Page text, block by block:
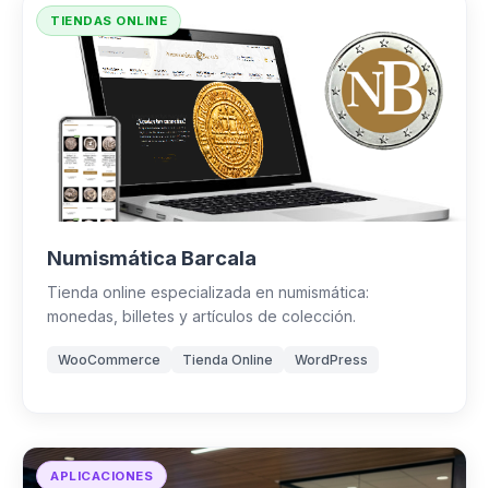
TIENDAS ONLINE
Numismática Barcala
Tienda online especializada en numismática:
monedas, billetes y artículos de colección.
WooCommerce Tienda Online WordPress
APLICACIONES